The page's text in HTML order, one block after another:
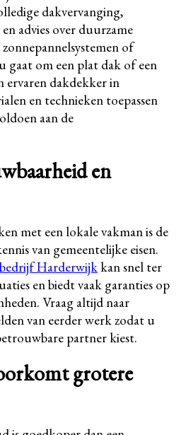
dakvervanging,
advies over duurzame
of
gaat om een plat dak of een
ervaren dakdekker in
en technieken toepassen
aan de
en
met een lokale vakman is de
van gemeentelijke eisen.
Harderwijk kan snel ter
en biedt vaak garanties op
Vraag altijd naar
van eerder werk zodat u
partner kiest.
grotere